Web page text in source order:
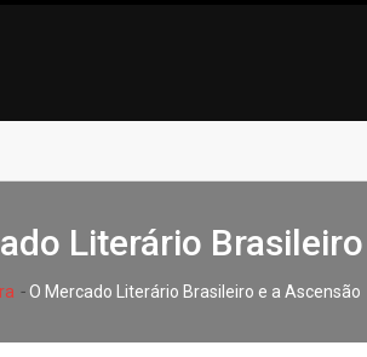
Literário
-O Mercado Literário Brasileiro e a Ascensão